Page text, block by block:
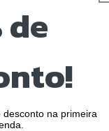
das formas já
de
na primeira